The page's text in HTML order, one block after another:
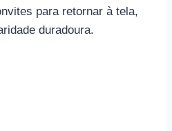
para retornar à tela,
duradoura.